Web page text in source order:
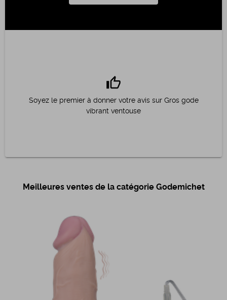
thumb_up
Soyez le premier à donner votre avis sur Gros gode
vibrant ventouse
Meilleures ventes de la catégorie Godemichet